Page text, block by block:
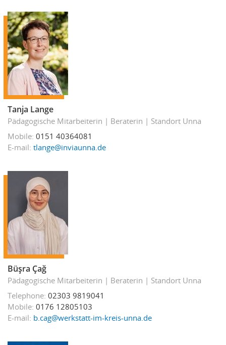
Tanja Lange
Pädagogische Mitarbeiterin Beraterin
Standort Unna
Mobile 0151 40364081
E-mail tlange@inviaunna.de
Büşra Çağ
Pädagogische Mitarbeiterin Beraterin
Standort Unna
Telephone 02303 9819041
Mobile 0176 12805103
E-mail b.cag@werkstatt-im-kreis-unna.de